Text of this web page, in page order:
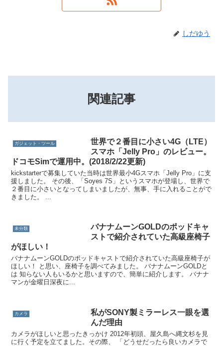
しだゆう
関連記事
ガジェット・ツール
世界で２番目に小さい4G（LTE）
スマホ「Jelly Pro」のレビュー。
ドコモSimで運用中。(2018/2/22更新)
kickstarterで募集していた当時は世界最小4Gスマホ「Jelly Pro」に支
援しました。 その後、「Soyes 7S」というスマホが登場し、世界で
２番目に小さいとなってしまいましたが、無事、手に入れることがで
きました。 ...
未分類
バナナムーンGOLDのポッドキャ
ストで紹介されていた高級座椅子
がほしい！
バナナムーンGOLDのポッドキャストで紹介されていた高級座椅子が
ほしい！ と思い、座椅子を調べてみました。 バナナムーンGOLDと
は 知らない人もいるかと思いますので、簡単に紹介します。 バナナ
マンが金曜日深夜に...
カメラ
私がSONY製ミラーレス一眼を選
んだ理由
カメラがほしいと思ったきっかけ 2012年初頭、屋久島へ縄文杉を見
に行く予定を立てました。その際、 「どうせだったら良いカメラで